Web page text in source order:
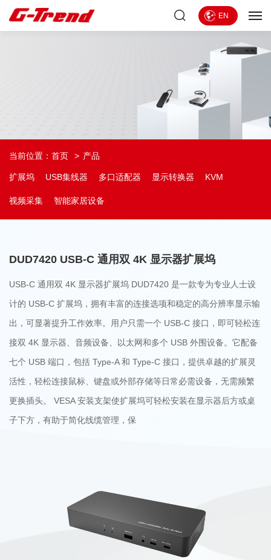
EN
当前位置： 首页 产品
扩展坞 USB集线器 多口适配器 显示转换器 KVM
视频采集 智能家居设备
DUD7420 USB-C 通用双 4K 显示器扩展坞
USB-C 通用双 4K 显示器扩展坞 DUD7420 是一款专为专业人士设
计的 USB-C 扩展坞，拥有丰富的连接选项和稳定的高分辨率显示输
出，可显著提升工作效率。用户只需一个 USB-C 接口，即可轻松连
接双 4K 显示器、音频设备、以太网和多个 USB 外围设备。它配备
七个 USB 端口，包括 Type-A 和 Type-C 接口，提供卓越的扩展灵
活性，轻松连接鼠标、键盘或外部存储等日常必需设备，无需频繁
更换插头。 VESA 安装支架使扩展坞可轻松安装在显示器后方或桌
子下方，有助于简化线缆管理，保